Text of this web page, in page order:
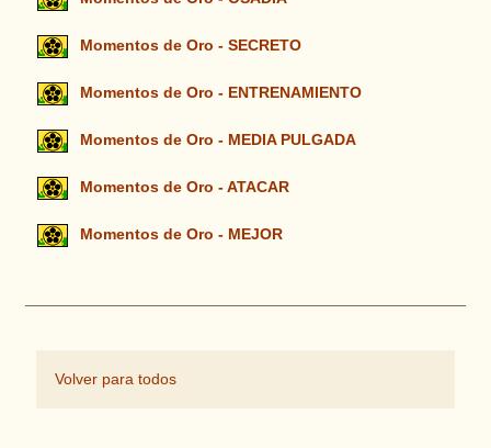
Momentos de Oro - SECRETO
Momentos de Oro - ENTRENAMIENTO
Momentos de Oro - MEDIA PULGADA
Momentos de Oro - ATACAR
Momentos de Oro - MEJOR
Volver para todos